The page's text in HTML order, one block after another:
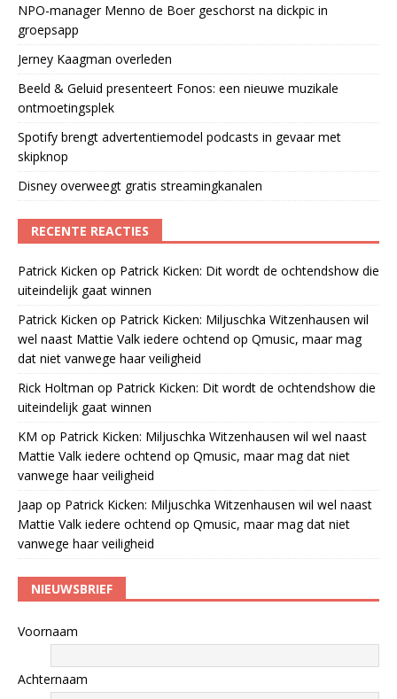
NPO-manager Menno de Boer geschorst na dickpic in
groepsapp
Jerney Kaagman overleden
Beeld & Geluid presenteert Fonos: een nieuwe muzikale
ontmoetingsplek
Spotify brengt advertentiemodel podcasts in gevaar met
skipknop
Disney overweegt gratis streamingkanalen
RECENTE REACTIES
Patrick Kicken op Patrick Kicken: Dit wordt de ochtendshow die
uiteindelijk gaat winnen
Patrick Kicken op Patrick Kicken: Miljuschka Witzenhausen wil
wel naast Mattie Valk iedere ochtend op Qmusic, maar mag
dat niet vanwege haar veiligheid
Rick Holtman op Patrick Kicken: Dit wordt de ochtendshow die
uiteindelijk gaat winnen
KM op Patrick Kicken: Miljuschka Witzenhausen wil wel naast
Mattie Valk iedere ochtend op Qmusic, maar mag dat niet
vanwege haar veiligheid
Jaap op Patrick Kicken: Miljuschka Witzenhausen wil wel naast
Mattie Valk iedere ochtend op Qmusic, maar mag dat niet
vanwege haar veiligheid
NIEUWSBRIEF
Voornaam
Achternaam